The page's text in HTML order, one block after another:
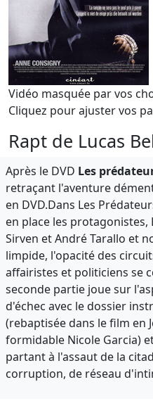
Vidéo masquée par vos
Cliquez pour ajuster vos
Rapt de Lucas
Après le DVD Les
retraçant l'aventure
en DVD.Dans Les
en place les protagonistes,
Sirven et André Tarallo et
limpide, l'opacité des
affairistes et politiciens se
seconde partie joue sur
d'échec avec le dossier
(rebaptisée dans le film en
formidable Nicole Garcia)
partant à l'assaut de la
corruption, de réseau